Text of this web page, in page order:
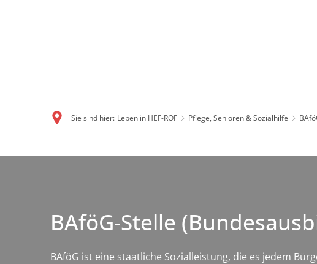
Sie sind hier: Leben in HEF-ROF Pflege, Senioren & Sozialhilfe
BAföG-Stelle
BAföG ist eine staatliche Sozialleistung, die es jedem